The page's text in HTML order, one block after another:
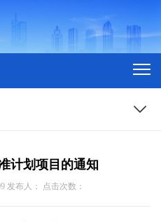
计划项目的通知
发布人： 点击次数：